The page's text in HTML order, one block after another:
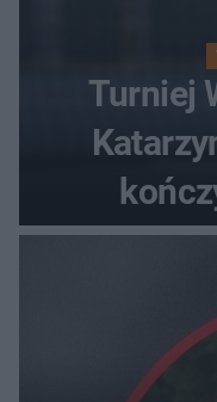
Turniej